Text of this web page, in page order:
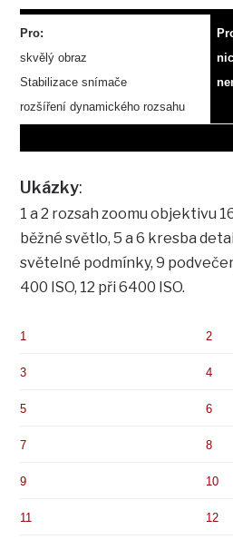
Pro:
skvělý obraz
Stabilizace snímače
rozšíření dynamického rozsahu
Ukázky:
1 a 2 rozsah zoomu objektivu
běžné světlo, 5 a 6 kresba
světelné podmínky, 9
400 ISO, 12 při 6400 ISO.
1 2
3 4
5 6
7 8
9 10
11 12